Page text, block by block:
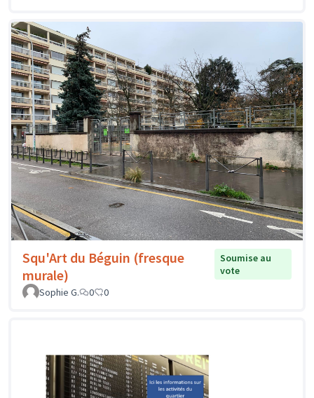
Squ'Art du Béguin (fresque
murale)
Soumise au
vote
Sophie G.
0 0